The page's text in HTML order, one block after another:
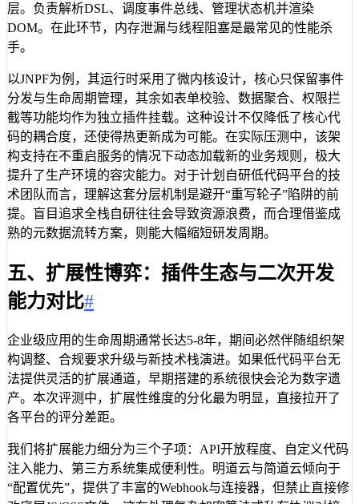
层。负责解析DSL、调度事件总线、管理状态机并渲染
DOM。在此环节，内存泄漏与线程阻塞是最常见的性能杀
手。
以JNPF为例，其运行时采用了微内核设计，核心只保留事件
分发与生命周期管理，其余如表单校验、数据聚合、权限拦
截等功能均作为独立插件挂载。这种设计不仅降低了核心代
码的耦合度，还使得热更新成为可能。在实际压测中，该架
构支持在不重启服务的情况下动态加载新的业务规则，极大
提升了生产环境的容灾能力。对于计划自研低代码平台的技
术团队而言，理解这套分层机制是避开“重写轮子”陷阱的前
提。盲目追求全栈自研往往会导致资源浪费，而合理借鉴成
熟的元数据流转方案，则能大幅缩短研发周期。
五、扩展性博弈：插件生态与二次开发
能力对比#
企业级应用的生命周期通常长达5-8年，期间必然伴随组织架
构调整、合规要求升级与新技术栈演进。如果低代码平台无
法提供灵活的扩展通道，早期搭建的系统很快会沦为数字遗
产。本次评测中，扩展性维度的分化最为明显，直接拉开了
各平台的评分差距。
我们将扩展能力细分为三个子项：API开放程度、自定义代码
注入能力、第三方系统集成便利性。明道云与简道云倾向于
“配置优先”，提供了丰富的Webhook与连接器，但禁止直接修